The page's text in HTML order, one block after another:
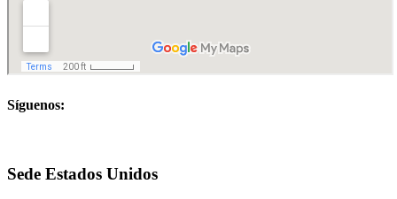
Síguenos:
Sede Estados Unidos